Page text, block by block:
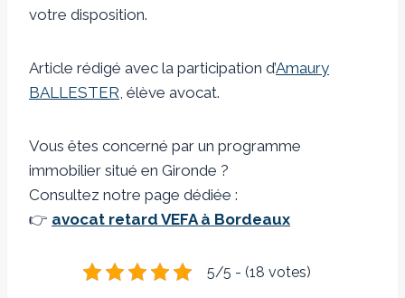
votre disposition.
Article rédigé avec la participation d’Amaury
BALLESTER , élève avocat.
Vous êtes concerné par un programme
immobilier situé en Gironde ?
Consultez notre page dédiée :
👉 avocat retard VEFA à Bordeaux
5/5 - (18 votes)